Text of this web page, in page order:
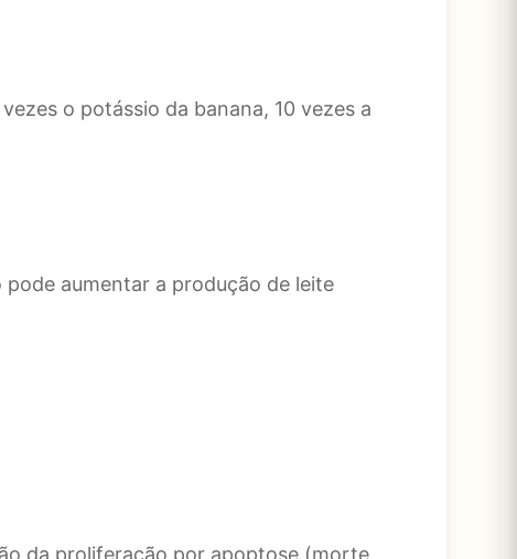
o potássio da banana, 10 vezes a
aumentar a produção de leite
da proliferação por apoptose (morte